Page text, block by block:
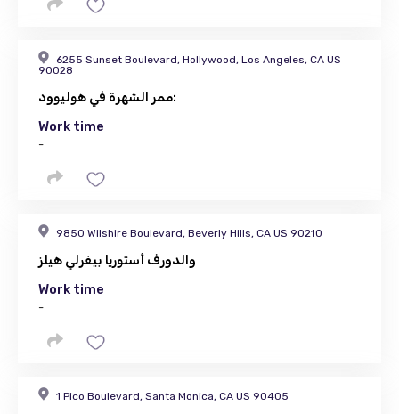
6255 Sunset Boulevard, Hollywood, Los Angeles, CA US
90028
ممر الشهرة في هوليوود:
Work time
-
9850 Wilshire Boulevard, Beverly Hills, CA US 90210
والدورف أستوريا بيفرلي هيلز
Work time
-
1 Pico Boulevard, Santa Monica, CA US 90405